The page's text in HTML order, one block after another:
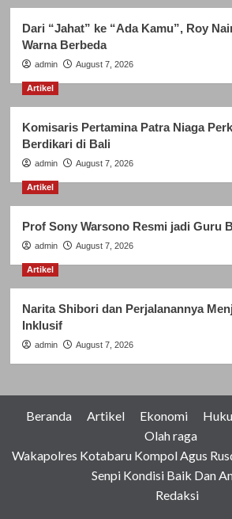
Dari “Jahat” ke “Ada Kamu”, Roy
Warna Berbeda
admin August 7, 2026
Artikel
Komisaris Pertamina Patra Niaga
Berdikari di Bali
admin August 7, 2026
Artikel
Prof Sony Warsono Resmi jadi Guru
admin August 7, 2026
Artikel
Narita Shibori dan Perjalanannya
Inklusif
admin August 7, 2026
Beranda Artikel Ekonomi
Olah raga
Wakapolres Kotabaru Kompol Agus
Senpi Kondisi Baik Dan
Redaksi